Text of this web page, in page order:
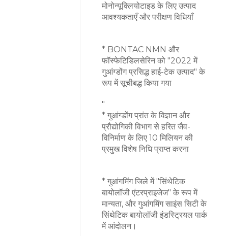
मोनोन्यूक्लियोटाइड के लिए उत्पाद
आवश्यकताएँ और परीक्षण विधियाँ
* BONTAC NMN और
फॉस्फेटिडिलसेरिन को "2022 में
गुआंग्डोंग प्रसिद्ध हाई-टेक उत्पाद" के
रूप में सूचीबद्ध किया गया
"
* गुआंग्डोंग प्रांत के विज्ञान और
प्रौद्योगिकी विभाग से हरित जैव-
विनिर्माण के लिए 10 मिलियन की
प्रमुख विशेष निधि प्राप्त करना
* गुआंगमिंग जिले में "सिंथेटिक
बायोलॉजी एंटरप्राइजेज" के रूप में
मान्यता, और गुआंगमिंग साइंस सिटी के
सिंथेटिक बायोलॉजी इंडस्ट्रियल पार्क
में आंदोलन।